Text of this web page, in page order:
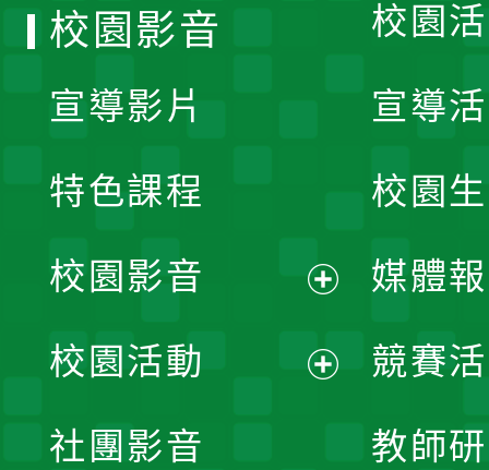
校園
宣導
校園
媒體
競賽
教師
校園影音
宣導影片
特色課程
校園影音
開
校園活動
社團影音